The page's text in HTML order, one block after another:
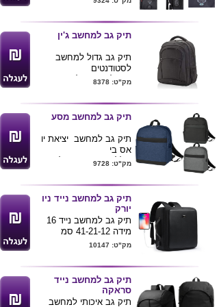
מידות:
צבע: שחור
רוכסן
מנעול נגד גנבות
שקע USB + שקע AVX
חיצוניים
רצועת צד +רצועות גב
+רצועה מותאמת למזוודה
גודל 12*48*39
התיק
תיק גב למחשב ג'ין
תיק גב גדול למחשב
לסטודנטים
ניתן למתג או לרקום ע''ג
מידות 45X33
מק"ט: 8378
תיק גב למחשב מסע
תיק גב למחשב יציאת יו
אס בי
כולל תא מרכזי גדול בתוכו
+ 2 כיסים קטנים
כולל תא חיצוני עם רוכסן
+כיס צד
רצועה בחלק האחורי
מתחברת לידית המזוודה
לנוחות בנסיעות
גודל תיק 40*27
מק"ט: 9728
תיק גב למחשב נייד ניו
יורק
תיק גב למחשב נייד 16
מידה 41-21-12 סמ
חזית קשיחה גב אורטופדי
תא מרופד למחשב כולל
תא לטאבלט
בנוסף רב כיסי רשת
לסידור מקסימלי לפריטים
מק"ט: 10147
תיק גב למחשב נייד
סראקה
תיק גב איכותי למחשב